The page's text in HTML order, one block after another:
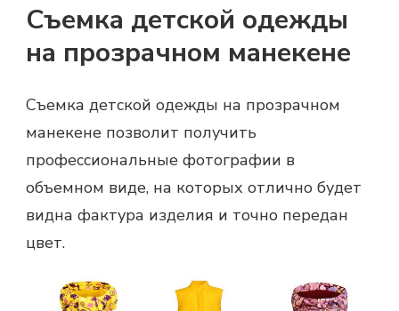
Съемка детской одежды
на прозрачном манекене
Съемка детской одежды на прозрачном
манекене позволит получить
профессиональные фотографии в
объемном виде, на которых отлично будет
видна фактура изделия и точно передан
цвет.